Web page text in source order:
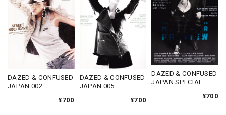
DAZED & CONFUSED
JAPAN 002
¥700
DAZED & CONFUSED
JAPAN 005
¥700
DAZED & CONFUSED
JAPAN SPECIAL
¥700